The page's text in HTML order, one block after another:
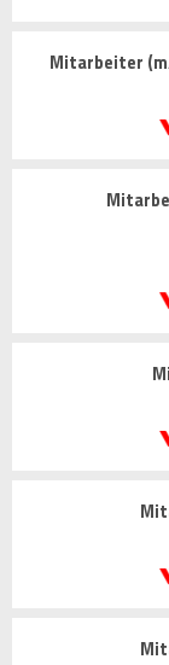
Mitarbeiter